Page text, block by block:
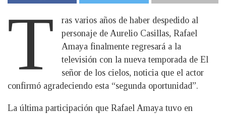
T
ras varios años de haber despedido al
personaje de Aurelio Casillas, Rafael
Amaya finalmente regresará a la
televisión con la nueva temporada de El
señor de los cielos, noticia que el actor
confirmó agradeciendo esta “segunda oportunidad”.
La última participación que Rafael Amaya tuvo en